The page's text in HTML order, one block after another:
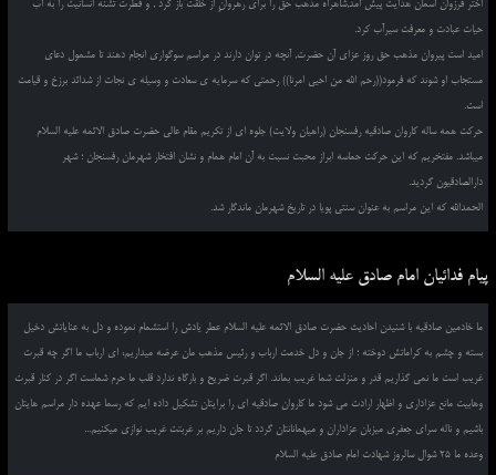
اختر فرزوان آسمان هدایت پیش آمد,شاهراه مذهب حق را برای رهروانِ از خلقت باز کرد , و فطرت تشنه انسانیت را به آب
حیات عبادت و معرفت سیرآب کرد.
امید است پیروان مذهب حق روز عزای آن حضرت, آنچه در توان دارند در مراسم سوگواری انجام دهند تا مشمول دعای
مستجاب او شوند که فرمود((رحم الله من احیی امرنا)) رحمتی که سرمایه ی سعادت و وسیله ی نجات از شدائد برزخ و قیامت
است.
حرکت همه ساله کاروان صادقیه رفسنجان (راهیان ولایت) جلوه ای از تکریم مقام عالی حضرت صادق الائمه علیه السلام
میباشد. مفتخریم که این حرکت حماسه ابراز محبت نسبت به آن امام همام و نشان افتخار شهرمان رفسنجان ؛ شهر
دارالصادقیون گردید.
الحمدالله که این مراسم به عنوان سنتی پویا در تاریخ شهرمان ماندگار شد.
پیام فدائیان امام صادق علیه السلام
ما خادمین صادقیه با شنیدن احادیث حضرت صادق الائمه علیه السلام عطر یادش را استشمام نموده و دل به عنایاتش دخیل
بسته و چشم به کراماتش دوخته ؛ از جان و دل خدمت ارباب و رئیس مذهب مان عرضه میداریم، ای ارباب ما اگر چه قبرت
غریب است ما نمی گذاریم قدر و منزلت شما غریب بماند. اگر قبرت ضریح و بارگاه ندارد قلب ما حرم شماست اگر در کنار قبرت
وهابیت مانع عزاداری و اظهار ارادت می شود ما کاروان صادقیه ای را برایتان تشکیل داده ایم که رسما عهده دار مراسم هایتان
باشیم و ناله سرای جعفری میزبان عزاداران و میهمانانتان گردد تا جان داریم بر غربتت غریب نوازی میکنیم...
وعده ما 25 شوال سالروز شهادت امام صادق علیه السلام